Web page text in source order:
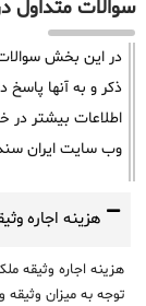
سوالات متداول
ذکر و به آنها
اطلاعات بیشتر در
وب سایت ایران سند
هزینه اجاره
هزینه اجاره وثیقه
توجه به میزان وثیقه